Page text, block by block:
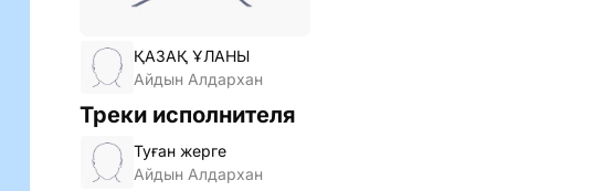
ҚАЗАҚ ҰЛАНЫ
Айдын Алдархан
Треки исполнителя
Туған жерге
Айдын Алдархан